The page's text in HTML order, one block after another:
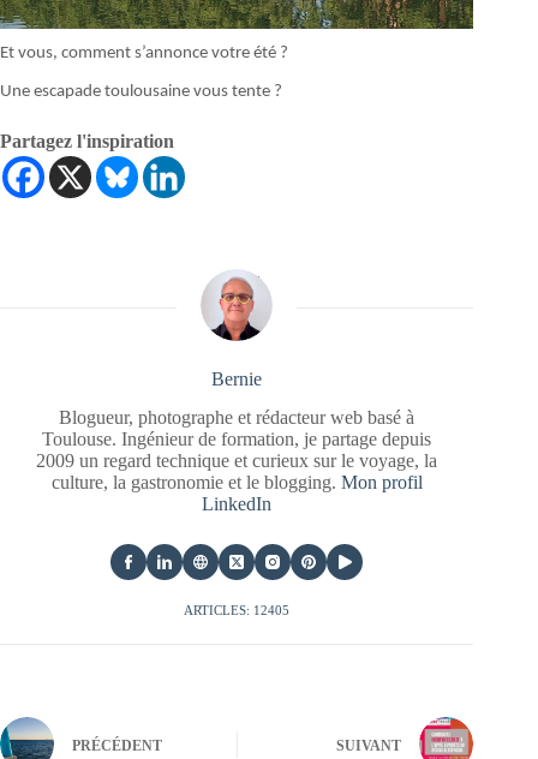
Et vous, comment s’annonce votre été ?
Une escapade toulousaine vous tente ?
Partagez l'inspiration
Bernie
Blogueur, photographe et rédacteur web basé à
Toulouse. Ingénieur de formation, je partage depuis
2009 un regard technique et curieux sur le voyage, la
culture, la gastronomie et le blogging. Mon profil
LinkedIn
ARTICLES: 12405
PRÉCÉDENT SUIVANT